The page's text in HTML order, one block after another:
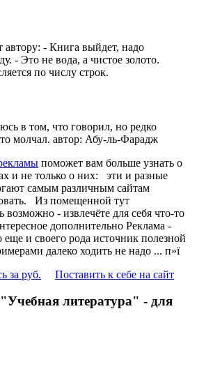
автору: - Книга выйдет, надо
- Это не вода, а чистое золото.
по числу строк.
в том, что говорил, но редко
молчал. автор: Абу-ль-Фарадж
поможет вам больше узнать о
и не только о них:
эти и разные
самым различным сайтам
Из помещенной тут
- извлечёте для себя что-то
дополнительно Реклама -
еще и своего рода источник полезной
далеко ходить не надо ... п»ї
за руб. Поставить к себе на сайт
литература" - для